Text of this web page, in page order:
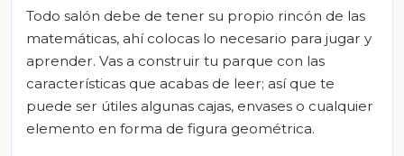
Todo salón debe de tener su propio rincón de las
matemáticas, ahí colocas lo necesario para jugar y
aprender. Vas a construir tu parque con las
características que acabas de leer; así que te
puede ser útiles algunas cajas, envases o cualquier
elemento en forma de figura geométrica.